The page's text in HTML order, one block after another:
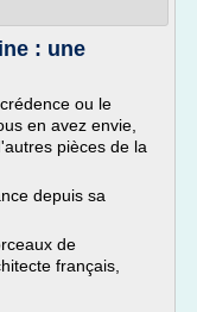
: une
ou le
en avez envie,
pièces de la
depuis sa
de
français,